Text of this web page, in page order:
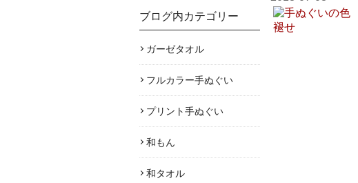
ブログ内カテゴリー
ガーゼタオル
フルカラー手ぬぐい
プリント手ぬぐい
和もん
和タオル